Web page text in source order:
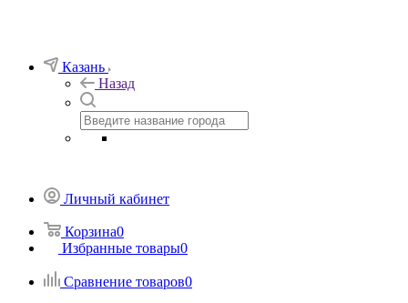
Казань
Назад
Личный кабинет
Корзина0
Избранные товары0
Сравнение товаров0